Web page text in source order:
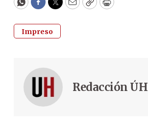
WhatsApp
Facebook
Twitter
EmailCopyPrint
Impreso
Redacción ÚH